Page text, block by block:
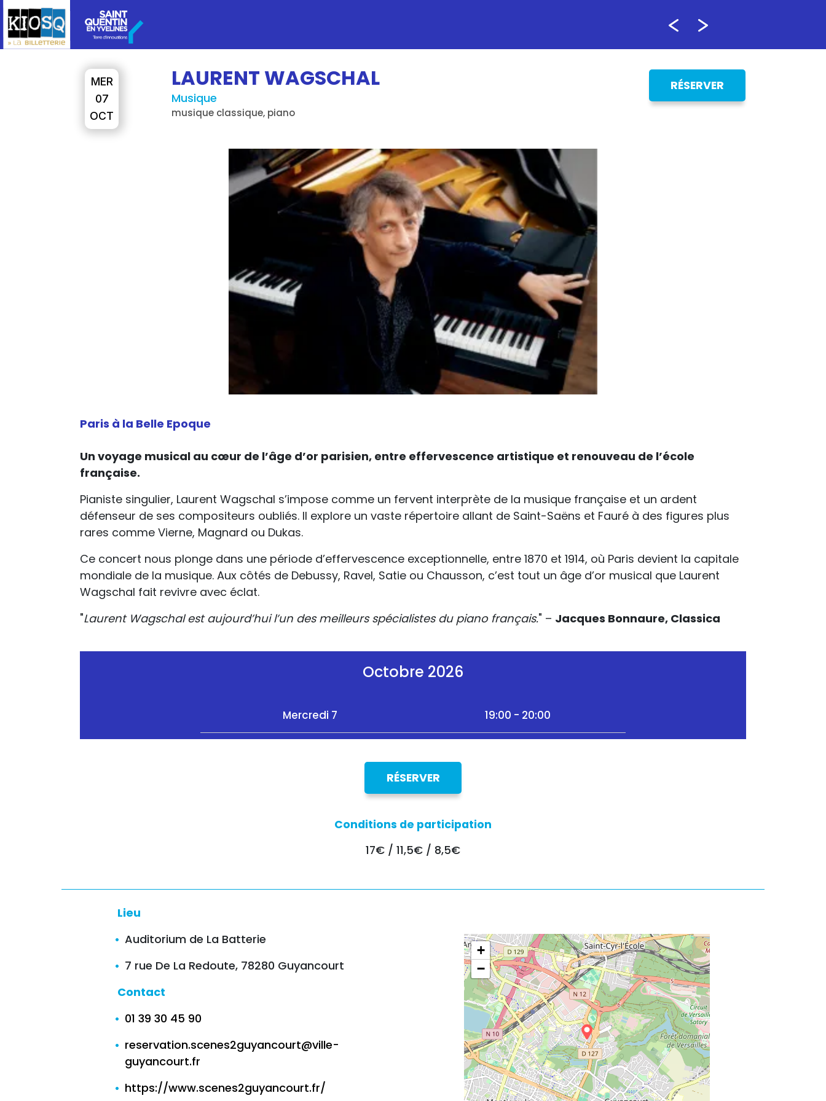
MER
07
OCT
LAURENT WAGSCHAL
Musique
musique classique, piano
RÉSERVER
Paris à la Belle Epoque
Un voyage musical au cœur de l’âge d’or parisien, entre effervescence artistique et renouveau de l’école
française.
Pianiste singulier, Laurent Wagschal s’impose comme un fervent interprète de la musique française et un ardent
défenseur de ses compositeurs oubliés. Il explore un vaste répertoire allant de Saint-Saëns et Fauré à des figures plus
rares comme Vierne, Magnard ou Dukas.
Ce concert nous plonge dans une période d’effervescence exceptionnelle, entre 1870 et 1914, où Paris devient la capitale
mondiale de la musique. Aux côtés de Debussy, Ravel, Satie ou Chausson, c’est tout un âge d’or musical que Laurent
Wagschal fait revivre avec éclat.
"Laurent Wagschal est aujourd’hui l’un des meilleurs spécialistes du piano français." – Jacques Bonnaure, Classica
Octobre 2026
Mercredi 7 19:00 - 20:00
RÉSERVER
Conditions de participation
17€ / 11,5€ / 8,5€
Lieu
Auditorium de La Batterie
7 rue De La Redoute, 78280 Guyancourt
Contact
01 39 30 45 90
reservation.scenes2guyancourt@ville-
guyancourt.fr
https://www.scenes2guyancourt.fr/
+
−